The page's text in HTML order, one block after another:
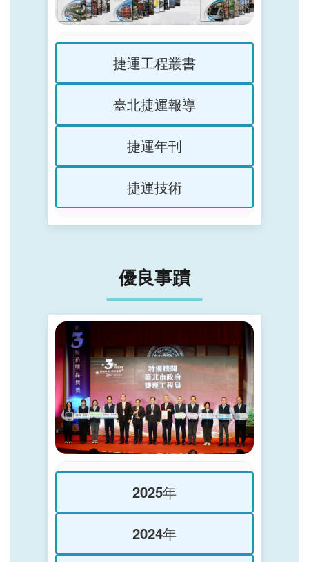
捷運工程叢書
臺北捷運報導
捷運年刊
捷運技術
優良事蹟
2025年
2024年